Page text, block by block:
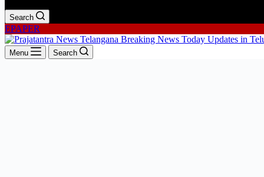
Search
EPAPER
Menu Search